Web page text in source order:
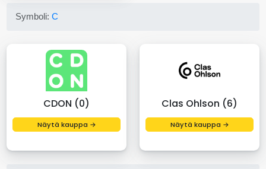
Symboli:C
CDON (0)
Näytä kauppa →
Clas Ohlson (6)
Näytä kauppa →